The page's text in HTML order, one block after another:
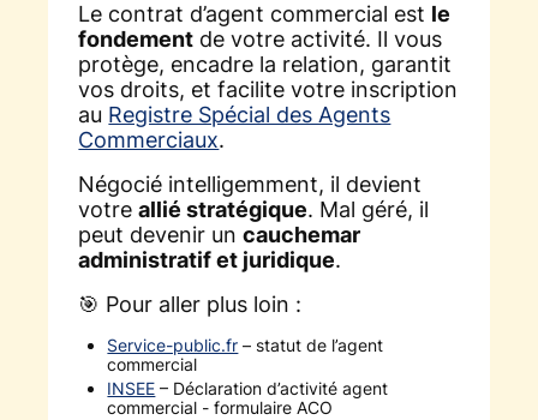
Le contrat d’agent commercial est le
fondement de votre activité. Il vous
protège, encadre la relation, garantit
vos droits, et facilite votre inscription
au Registre Spécial des Agents
Commerciaux.
Négocié intelligemment, il devient
votreallié stratégique. Mal géré, il
peut devenir uncauchemar
administratif et juridique.
🎯 Pour aller plus loin :
Service-public.fr – statut de l’agent
commercial
INSEE – Déclaration d’activité agent
commercial - formulaire ACO